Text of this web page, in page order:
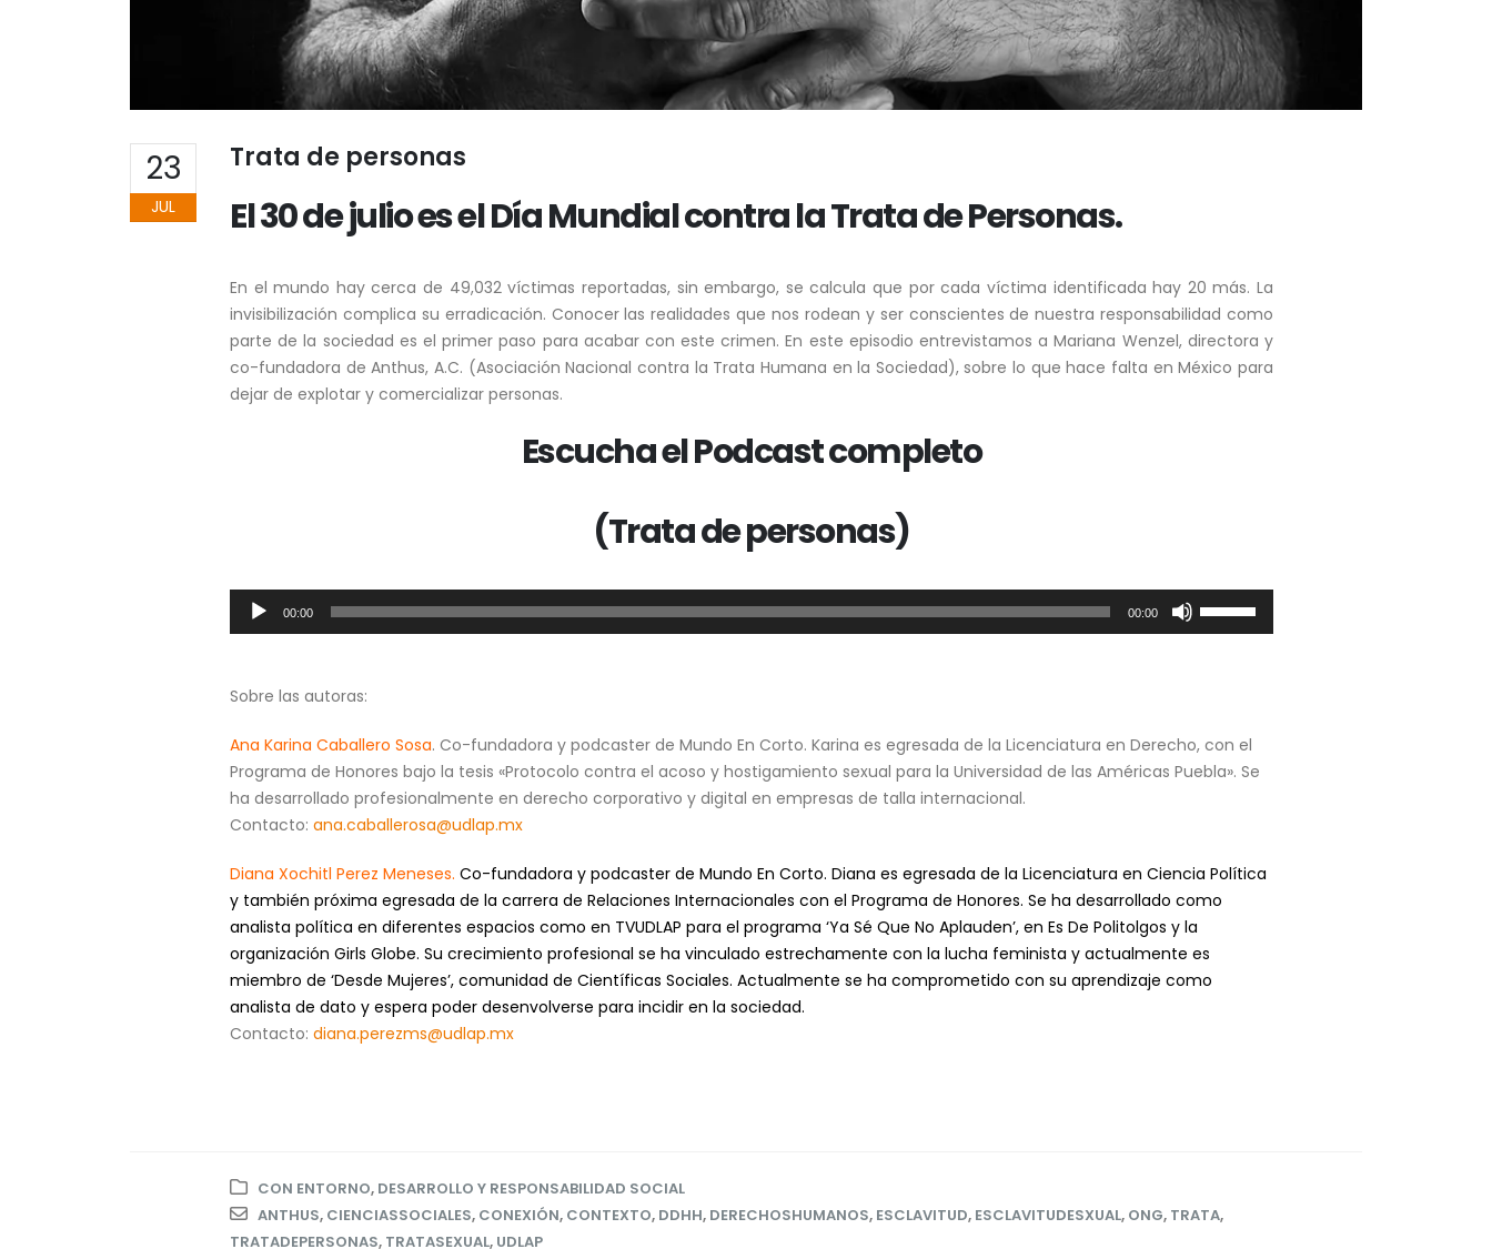
23
JUL
Trata de personas
El 30 de julio es el Día Mundial contra la Trata de Personas.
En el mundo hay cerca de 49,032 víctimas reportadas, sin embargo, se calcula que por cada víctima identificada hay 20 más. La
invisibilización complica su erradicación. Conocer las realidades que nos rodean y ser conscientes de nuestra responsabilidad como
parte de la sociedad es el primer paso para acabar con este crimen. En este episodio entrevistamos a Mariana Wenzel, directora y
co-fundadora de Anthus, A.C. (Asociación Nacional contra la Trata Humana en la Sociedad), sobre lo que hace falta en México para
dejar de explotar y comercializar personas.
Escucha el Podcast completo
(Trata de personas)
Reproductor
de
00:00 00:00
arriba/abajo
para
el
volumen.
Sobre las autoras:
Ana Karina Caballero Sosa. Co-fundadora y podcaster de Mundo En Corto. Karina es egresada de la Licenciatura en Derecho, con el
Programa de Honores bajo la tesis «Protocolo contra el acoso y hostigamiento sexual para la Universidad de las Américas Puebla». Se
ha desarrollado profesionalmente en derecho corporativo y digital en empresas de talla internacional.
Contacto: ana.caballerosa@udlap.mx
Diana Xochitl Perez Meneses. Co-fundadora y podcaster de Mundo En Corto. Diana es egresada de la Licenciatura en Ciencia Política
y también próxima egresada de la carrera de Relaciones Internacionales con el Programa de Honores. Se ha desarrollado como
analista política en diferentes espacios como en TVUDLAP para el programa ‘Ya Sé Que No Aplauden’, en Es De Politolgos y la
organización Girls Globe. Su crecimiento profesional se ha vinculado estrechamente con la lucha feminista y actualmente es
miembro de ‘Desde Mujeres’, comunidad de Científicas Sociales. Actualmente se ha comprometido con su aprendizaje como
analista de dato y espera poder desenvolverse para incidir en la sociedad.
Contacto: diana.perezms@udlap.mx
CON ENTORNO, DESARROLLO Y RESPONSABILIDAD SOCIAL
ANTHUS, CIENCIASSOCIALES, CONEXIÓN, CONTEXTO, DDHH, DERECHOSHUMANOS, ESCLAVITUD, ESCLAVITUDESXUAL, ONG, TRATA,
TRATADEPERSONAS, TRATASEXUAL, UDLAP